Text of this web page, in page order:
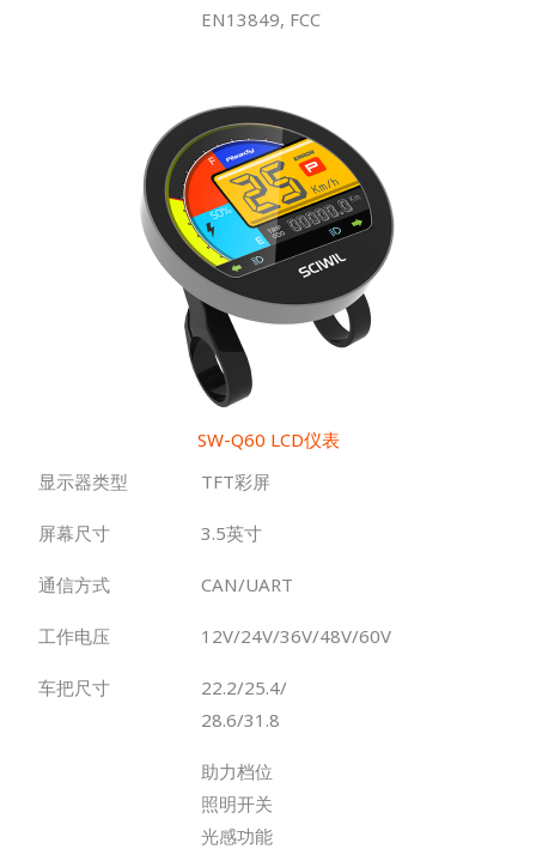
EN13849, FCC
SW-Q60 LCD仪表
显示器类型
TFT彩屏
屏幕尺寸 3.5英寸
通信方式 CAN/UART
工作电压 12V/24V/36V/48V/60V
车把尺寸
22.2/25.4/
28.6/31.8
助力档位
照明开关
光感功能